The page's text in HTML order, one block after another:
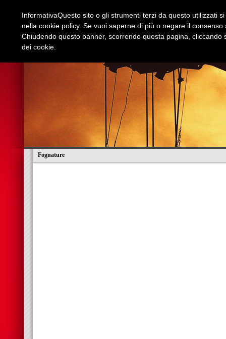
Fognature
InformativaQuesto sito o gli strumenti terzi da questo utilizzati
nella cookie policy. Se vuoi saperne di più o negare il
Chiudendo questo banner, scorrendo questa pagina,
dei cookie.